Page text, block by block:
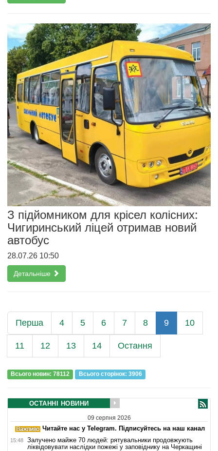
З підйомником для крісел колісних:
Чигиринський ліцей отримав новий
автобус
28.07.26 10:50
Детальніше
Перша 4 5 6 7 8 9 10
11 12 13 14 Остання
Всього новин: 78112 Всього сторiнок: 3906
ОСТАННІ НОВИНИ
09 серпня 2026
Читайте нас у Telegram. Підписуйтесь на наш канал
15:48
Залучено майже 70 людей: рятувальники продовжують
ліквідовувати наслідки пожежі у заповіднику на Черкащині